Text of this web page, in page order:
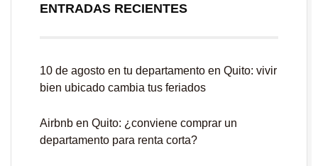
ENTRADAS RECIENTES
10 de agosto en tu departamento en Quito: vivir
bien ubicado cambia tus feriados
Airbnb en Quito: ¿conviene comprar un
departamento para renta corta?